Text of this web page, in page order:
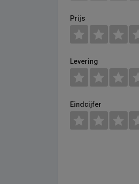
Prijs
Levering
Eindcijfer